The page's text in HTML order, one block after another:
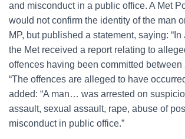
and misconduct in a public office. A Met
would not confirm the identity of the man
MP, but published a statement, saying:
the Met received a report relating to
offences having been committed between
“The offences are alleged to have
added: “A man… was arrested on
assault, sexual assault, rape, abuse of
misconduct in public office.”